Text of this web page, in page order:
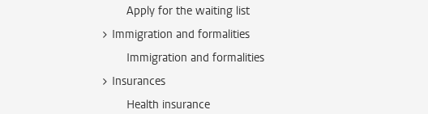
Apply for the waiting list
Immigration and formalities
Immigration and formalities
Insurances
Health insurance